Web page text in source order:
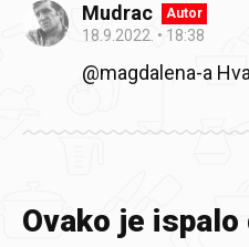
Mudrac Autor
18.9.2022. 18:38
@magdalena-a
Ovako je